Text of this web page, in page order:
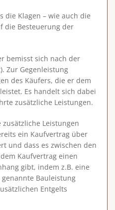
die Klagen – wie auch die
die Besteuerung der
bemisst sich nach der
Zur Gegenleistung
des Käufers, die er dem
Es handelt sich dabei
zusätzliche Leistungen.
Leistungen
ein Kaufvertrag über
und dass es zwischen den
Kaufvertrag einen
gibt, indem z.B. eine
Bauleistung
Entgelts